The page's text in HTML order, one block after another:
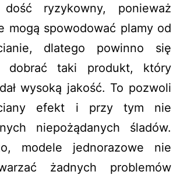
ryzykowny, ponieważ
mogą spowodować plamy od
dlatego powinno się
dobrać taki produkt, który
wysoką jakość. To pozwoli
efekt i przy tym nie
niepożądanych śladów.
modele jednorazowe nie
żadnych problemów